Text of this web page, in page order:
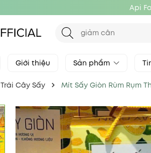
Api
Giới thiệu Sản phẩm
Trái Cây Sấy Mít Sấy Giòn Rùm Rụm